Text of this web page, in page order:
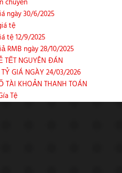
chuyển
ngày 30/6/2025
tệ
tệ 12/9/2025
RMB ngày 28/10/2025
TẾT NGUYÊN ĐÁN
GIÁ NGÀY 24/03/2026
TÀI KHOẢN THANH TOÁN
Tệ